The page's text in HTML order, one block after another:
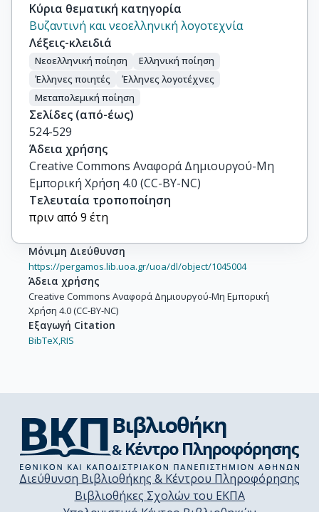
Κύρια θεματική κατηγορία
Βυζαντινή και νεοελληνική λογοτεχνία
Λέξεις-κλειδιά
Νεοελληνική ποίηση
Ελληνική ποίηση
Έλληνες ποιητές
Έλληνες λογοτέχνες
Μεταπολεμική ποίηση
Σελίδες (από-έως)
524-529
Άδεια χρήσης
Creative Commons Αναφορά Δημιουργού-Μη
Εμπορική Χρήση 4.0 (CC-BY-NC)
Τελευταία τροποποίηση
πριν από 9 έτη
Μόνιμη Διεύθυνση
https://pergamos.lib.uoa.gr/uoa/dl/object/1045004
Άδεια χρήσης
Creative Commons Αναφορά Δημιουργού-Μη Εμπορική
Χρήση 4.0 (CC-BY-NC)
Εξαγωγή Citation
BibTeX,RIS
Διεύθυνση Βιβλιοθήκης & Κέντρου Πληροφόρησης
Βιβλιοθήκες Σχολών του ΕΚΠΑ